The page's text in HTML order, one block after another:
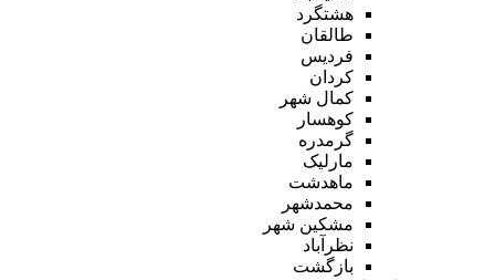
هشتگرد
طالقان
فردیس
کردان
کمال شهر
کوهسار
گرمدره
مارلیک
ماهدشت
محمدشهر
مشکین شهر
نظرآباد
بازگشت